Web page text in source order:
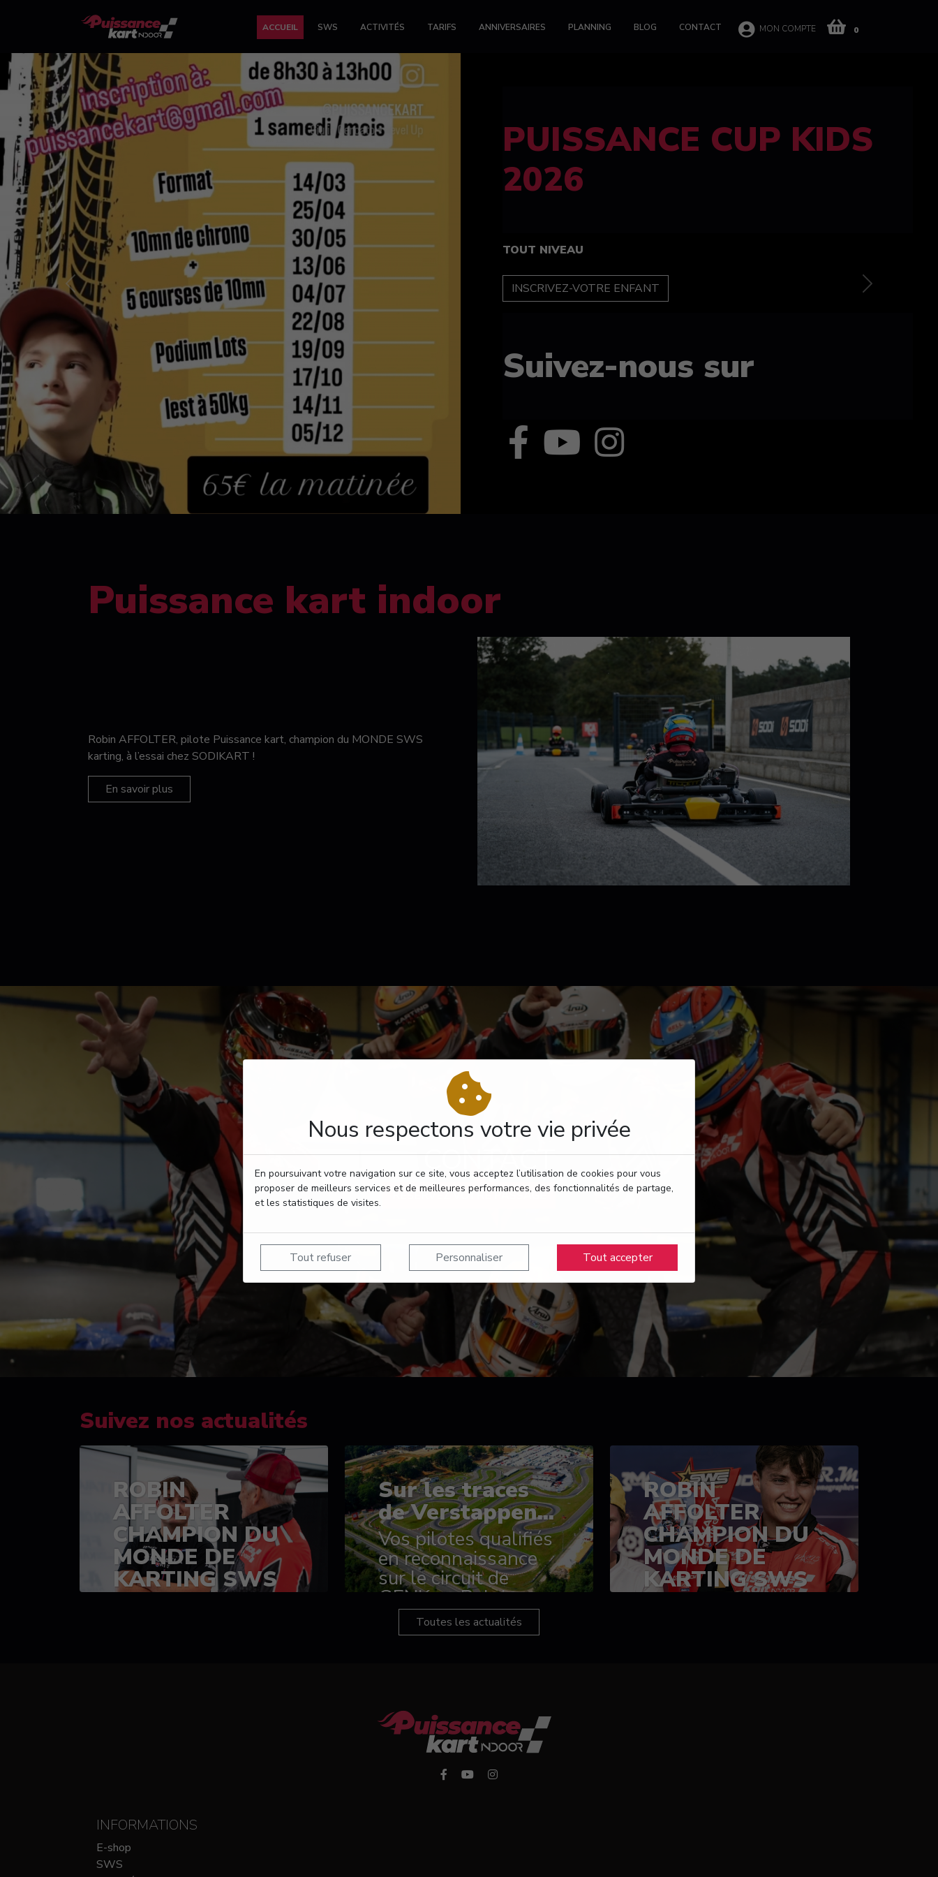
Nous respectons votre vie privée
En poursuivant votre navigation sur ce site, vous acceptez l’utilisation de cookies pour vous
proposer de meilleurs services et de meilleures performances, des fonctionnalités de partage,
et les statistiques de visites.
Tout refuser Personnaliser Tout accepter
ACCUEIL SWS ACTIVITÉS TARIFS ANNIVERSAIRES PLANNING BLOG CONTACT MON COMPTE 0
FELINE CUP 100%
féminine
TOUT NIVEAU
INSCRIPTION
Suivez-nous sur
Previous Next
Puissance kart indoor
Robin AFFOLTER, pilote Puissance kart, champion du MONDE SWS
karting, à l’essai chez SODIKART !
En savoir plus
CONTACT
RÉSERVEZ VOTRE PASSAGE
Suivez nos actualités
ROBIN
AFFOLTER
CHAMPION DU
MONDE DE
KARTING SWS
(SPRINT)
Sur les traces
de Verstappen...
Vos pilotes qualifiés
en reconnaissance
sur le circuit de
GENK en Belgique
ROBIN
AFFOLTER
CHAMPION DU
MONDE DE
KARTING SWS
Toutes les actualités
INFORMATIONS
E-shop
SWS